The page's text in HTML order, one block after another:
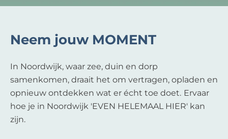
Neem jouw MOMENT
In Noordwijk, waar zee, duin en dorp
samenkomen, draait het om vertragen, opladen en
opnieuw ontdekken wat er écht toe doet. Ervaar
hoe je in Noordwijk 'EVEN HELEMAAL HIER' kan
zijn.